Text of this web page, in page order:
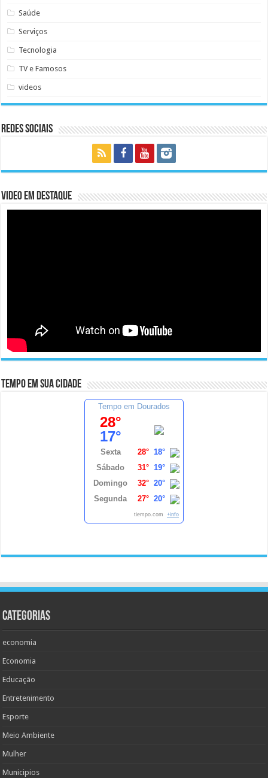
Saúde
Serviços
Tecnologia
TV e Famosos
videos
Redes Sociais
Video em Destaque
Tempo em sua cidade
Tempo em Dourados
28°
17°
Sexta 28° 18°
Sábado
31° 19°
Domingo
32° 20°
Segunda
27° 20°
tiempo.com +info
Categorias
economia
Economia
Educação
Entretenimento
Esporte
Meio Ambiente
Mulher
Municipios